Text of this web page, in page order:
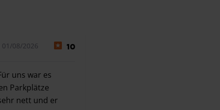
08/2026 10
uns war es
Parkplätze
nett und er